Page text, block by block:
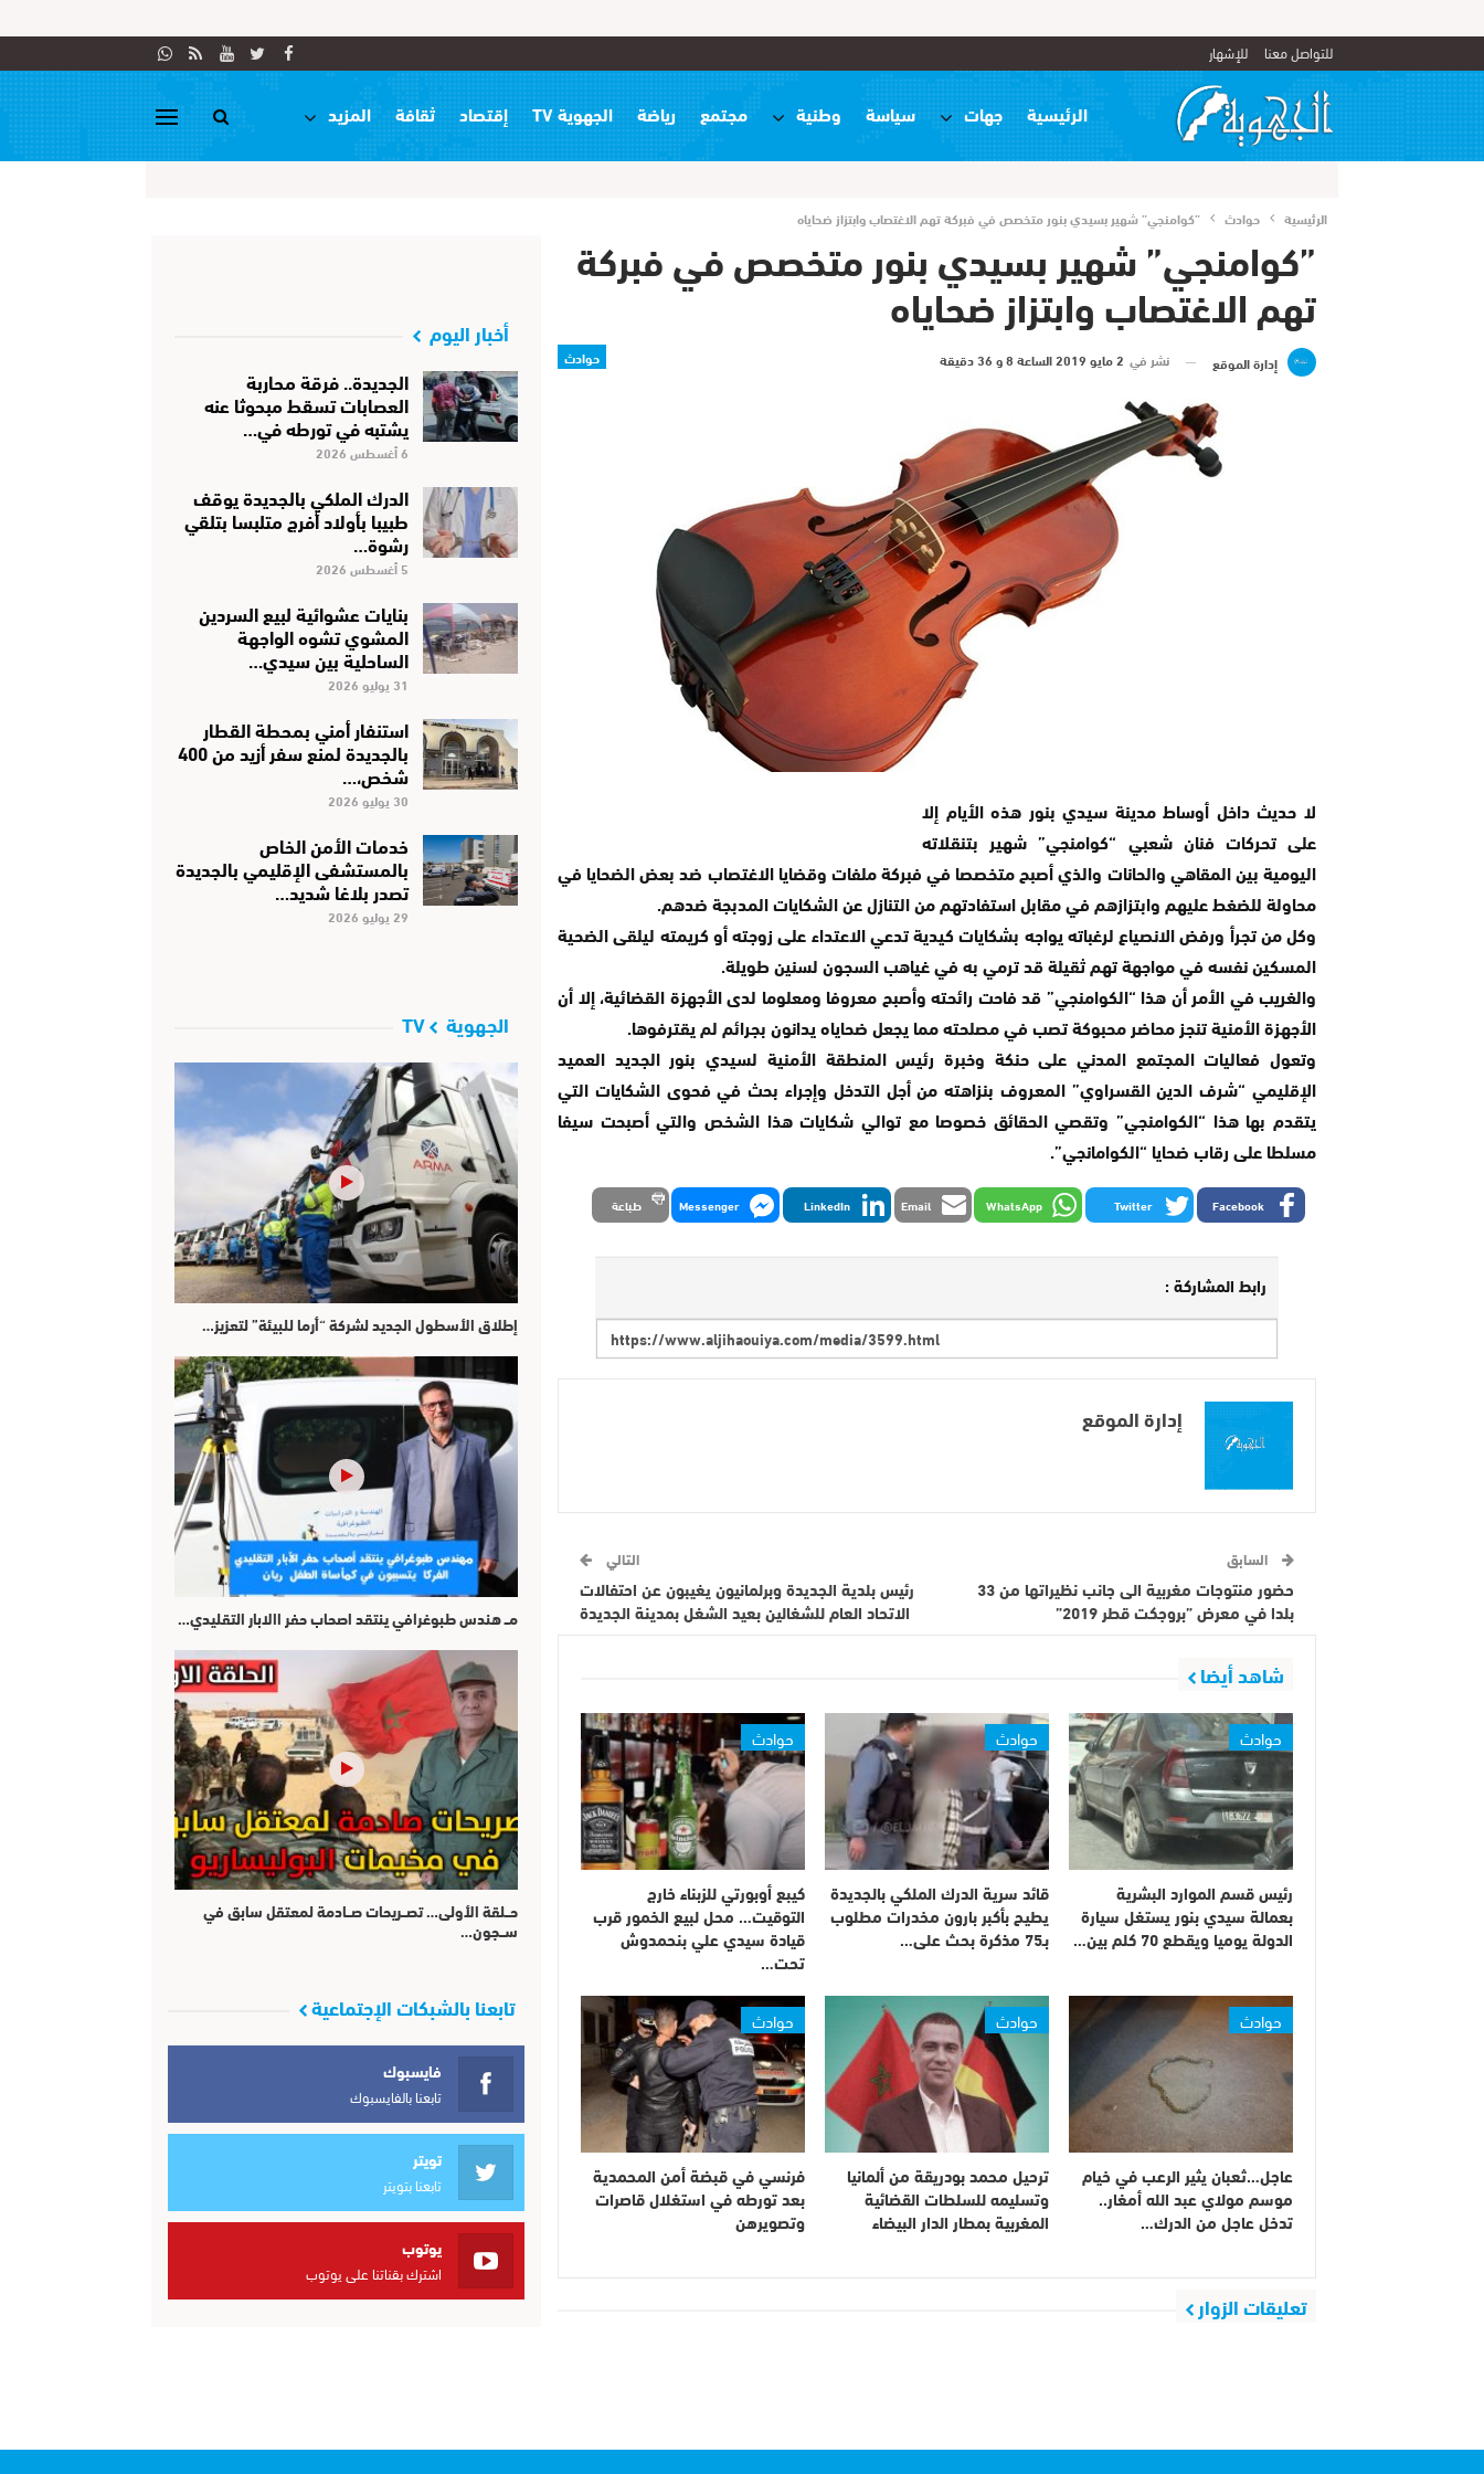
للتواصل معنا للإشهار
الرئيسية جهات سياسة وطنية مجتمع رياضة الجهوية TV إقتصاد ثقافة المزيد
الرئيسية حوادث ”كوامنجي” شهير بسيدي بنور متخصص في فبركة تهم الاغتصاب وابتزاز ضحاياه
”كوامنجي” شهير بسيدي بنور متخصص في فبركة
تهم الاغتصاب وابتزاز ضحاياه
حوادث إدارة الموقع نشر في 2 مايو 2019 الساعة 8 و 36 دقيقة
لا حديث داخل أوساط مدينة سيدي بنور هذه الأيام إلا
على تحركات فنان شعبي “كوامنجي” شهير بتنقلاته
اليومية بين المقاهي والحانات والذي أصبح متخصصا في فبركة ملفات وقضايا الاغتصاب ضد بعض الضحايا في
محاولة للضغط عليهم وابتزازهم في مقابل استفادتهم من التنازل عن الشكايات المدبجة ضدهم.
وكل من تجرأ ورفض الانصياع لرغباته يواجه بشكايات كيدية تدعي الاعتداء على زوجته أو كريمته ليلقى الضحية
المسكين نفسه في مواجهة تهم ثقيلة قد ترمي به في غياهب السجون لسنين طويلة.
والغريب في الأمر أن هذا “الكوامنجي” قد فاحت رائحته وأصبح معروفا ومعلوما لدى الأجهزة القضائية، إلا أن
الأجهزة الأمنية تنجز محاضر محبوكة تصب في مصلحته مما يجعل ضحاياه يدانون بجرائم لم يقترفوها.
وتعول فعاليات المجتمع المدني على حنكة وخبرة رئيس المنطقة الأمنية لسيدي بنور الجديد العميد
الإقليمي “شرف الدين القسراوي” المعروف بنزاهته من أجل التدخل وإجراء بحث في فحوى الشكايات التي
يتقدم بها هذا “الكوامنجي” وتقصي الحقائق خصوصا مع توالي شكايات هذا الشخص والتي أصبحت سيفا
مسلطا على رقاب ضحايا “الكوامانجي”.
Facebook
Twitter
WhatsApp
Email
LinkedIn
Messenger طباعة
رابط المشاركة :
إدارة الموقع
السابق
حضور منتوجات مغربية الى جانب نظيراتها من 33
بلدا في معرض ”بروجكت قطر 2019”
التالي
رئيس بلدية الجديدة وبرلمانيون يغيبون عن احتفالات
الاتحاد العام للشغالين بعيد الشغل بمدينة الجديدة
شاهد أيضا
حوادث
رئيس قسم الموارد البشرية
بعمالة سيدي بنور يستغل سيارة
الدولة يوميا ويقطع 70 كلم بين…
حوادث
قائد سرية الدرك الملكي بالجديدة
يطيح بأكبر بارون مخدرات مطلوب
بـ75 مذكرة بحث على…
حوادث
كيبع أوبورتي للزبناء خارج
التوقيت… محل لبيع الخمور قرب
قيادة سيدي علي بنحمدوش
تحت…
حوادث
عاجل…ثعبان يثير الرعب في خيام
موسم مولاي عبد الله أمغار..
تدخل عاجل من الدرك…
حوادث
ترحيل محمد بودريقة من ألمانيا
وتسليمه للسلطات القضائية
المغربية بمطار الدار البيضاء
حوادث
فرنسي في قبضة أمن المحمدية
بعد تورطه في استغلال قاصرات
وتصويرهن
تعليقات الزوار
أخبار اليوم
الجديدة.. فرقة محاربة
العصابات تسقط مبحوثا عنه
يشتبه في تورطه في…
6 أغسطس 2026
الدرك الملكي بالجديدة يوقف
طبيبا بأولاد أفرج متلبسا بتلقي
رشوة…
5 أغسطس 2026
بنايات عشوائية لبيع السردين
المشوي تشوه الواجهة
الساحلية بين سيدي…
31 يوليو 2026
استنفار أمني بمحطة القطار
بالجديدة لمنع سفر أزيد من 400
شخص،…
30 يوليو 2026
خدمات الأمن الخاص
بالمستشفى الإقليمي بالجديدة
تصدر بلاغا شديد…
29 يوليو 2026
الجهوية TV
إطلاق الأسطول الجديد لشركة “أرما للبيئة” لتعزيز…
مــ هندس طبوغرافي ينتقد اصحاب حفر االابار التقليدي…
حــلقة الأولى… تصــريحات صــادمة لمعتقل سابق في
ســجون…
تابعنا بالشبكات الإجتماعية
فايسبوك
تابعنا بالفايسبوك
تويتر
تابعنا بتويتر
يوتوب
اشترك بقناتنا على يوتوب